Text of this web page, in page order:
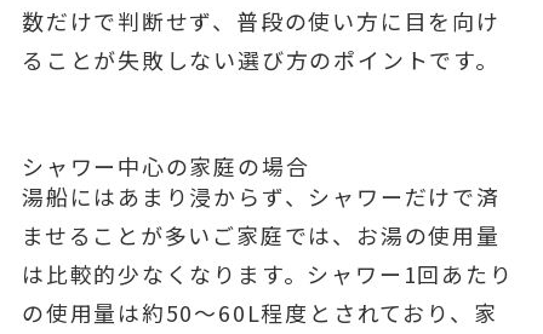
数だけで判断せず、普段の使い方に目を向け
ることが失敗しない選び方のポイントです。
シャワー中心の家庭の場合
湯船にはあまり浸からず、シャワーだけで済
ませることが多いご家庭では、お湯の使用量
は比較的少なくなります。シャワー1回あたり
の使用量は約50〜60L程度とされており、家